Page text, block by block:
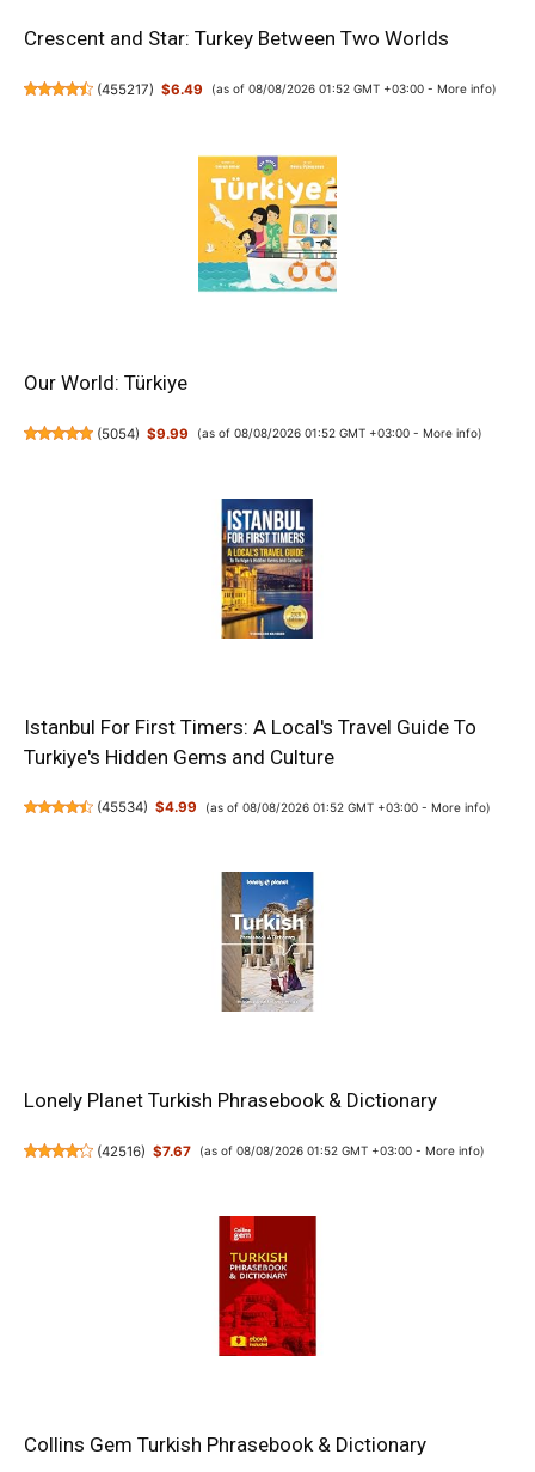
Crescent and Star: Turkey Between Two Worlds
(455217) $6.49 (as of 08/08/2026 01:52 GMT +03:00 - More info)
Our World: Türkiye
(5054) $9.99 (as of 08/08/2026 01:52 GMT +03:00 - More info)
Istanbul For First Timers: A Local's Travel Guide To
Turkiye's Hidden Gems and Culture
(45534) $4.99 (as of 08/08/2026 01:52 GMT +03:00 - More info)
Lonely Planet Turkish Phrasebook & Dictionary
(42516) $7.67 (as of 08/08/2026 01:52 GMT +03:00 - More info)
Collins Gem Turkish Phrasebook & Dictionary